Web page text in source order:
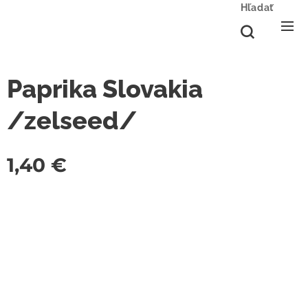
Hľadať
Paprika Slovakia
/zelseed/
1,40 €